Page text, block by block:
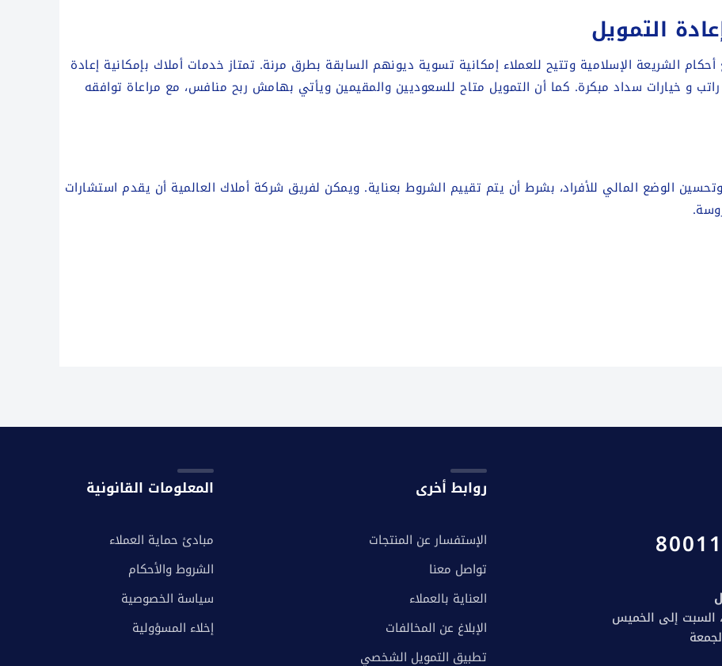
التمويل
الشريعة الإسلامية وتتيح للعملاء إمكانية تسوية ديونهم السابقة بطرق مرنة. تمتاز خدمات أملاك بإمكانية إعادة
و خيارات سداد مبكرة. كما أن التمويل متاح للسعوديين والمقيمين ويأتي بهامش ربح منافس، مع مراعاة توافقه
الوضع المالي للأفراد، بشرط أن يتم تقييم الشروط بعناية. ويمكن لفريق شركة أملاك العالمية أن يقدم استشارات
روابط أخرى
الإستفسار عن المنتجات
تواصل معنا
العناية بالعملاء
الإبلاغ عن المخالفات
تطبيق التمويل الشخصي
المعلومات القانونية
مبادئ حماية العملاء
الشروط والأحكام
سياسة الخصوصية
إخلاء المسؤولية